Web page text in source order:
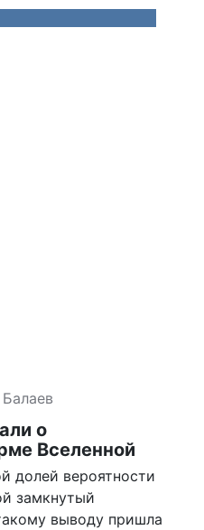
о
Вселенной
долей вероятности
замкнутый
выводу пришла